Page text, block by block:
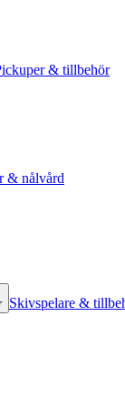
& tillbehör
& nålvård
Skivspelare &